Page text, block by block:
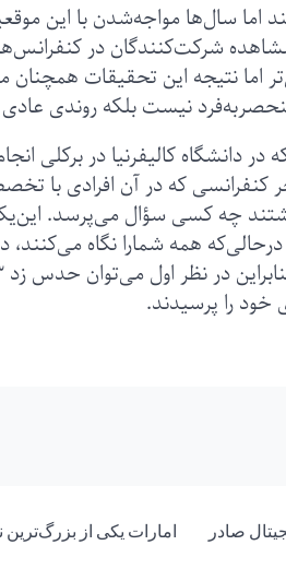
اما سال‌ها مواجه‌شدن با این
مشاهده شرکت‌کنندگان در
اما نتیجه این تحقیقات همچنان
نیست بلکه روندی
که در آن افرادی با
چه کسی سؤال می‌پرسد.
درحالی‌که همه شمارا نگاه
صادر
امارات یکی از